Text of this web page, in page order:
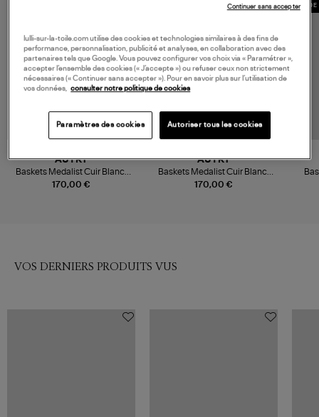
170,00 €
AUTRY
Baskets Medalist Cuir Blanc,
Argenté
170,00 €
AUTRY
Baskets Medalist Cuir Blanc,
Rose
MADE
VOS DERNIERS PRODUITS VUS
lulli-sur-la-toile.com utilise des cookies et technologies similaires à des fins de
performance, personnalisation, publicité et analyses, en collaboration avec des
partenaires tels que Google. Vous pouvez configurer vos choix via « Paramétrer »,
accepter l’ensemble des cookies (« J’accepte ») ou refuser ceux non strictement
nécessaires (« Continuer sans accepter »). Pour en savoir plus sur l’utilisation de
vos données, consulter notre politique de cookies
Paramètres des cookies Autoriser tous les cookies
Continuer sans accepter